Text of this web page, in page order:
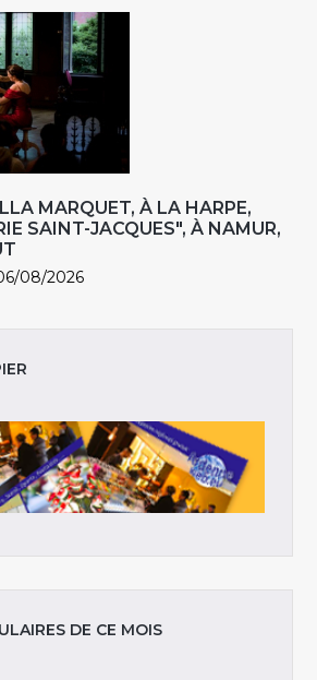
MARQUET, À LA HARPE,
SAINT-JACQUES", À NAMUR,
08/2026
DE CE MOIS